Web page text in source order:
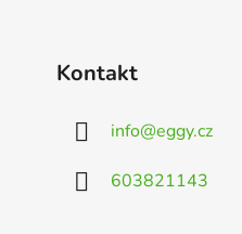
Kontakt
info@eggy.cz
603821143